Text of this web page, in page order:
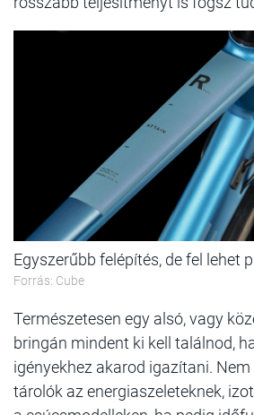
Egyszerűbb felépítés, de fel lehet
Forrás: Cube
Természetesen egy alsó, vagy
bringán mindent ki kell találnod,
igényekhez akarod igazítani.
tárolók az energiaszeleteknek,